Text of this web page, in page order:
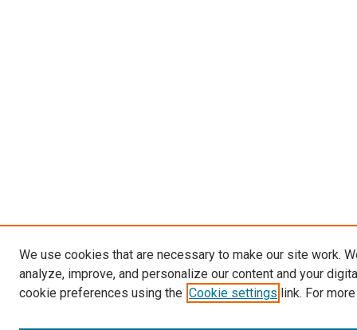
We use cookies that are necessary to make our site work.
analyze, improve, and personalize our content and your
cookie preferences using the Cookie settings link. For